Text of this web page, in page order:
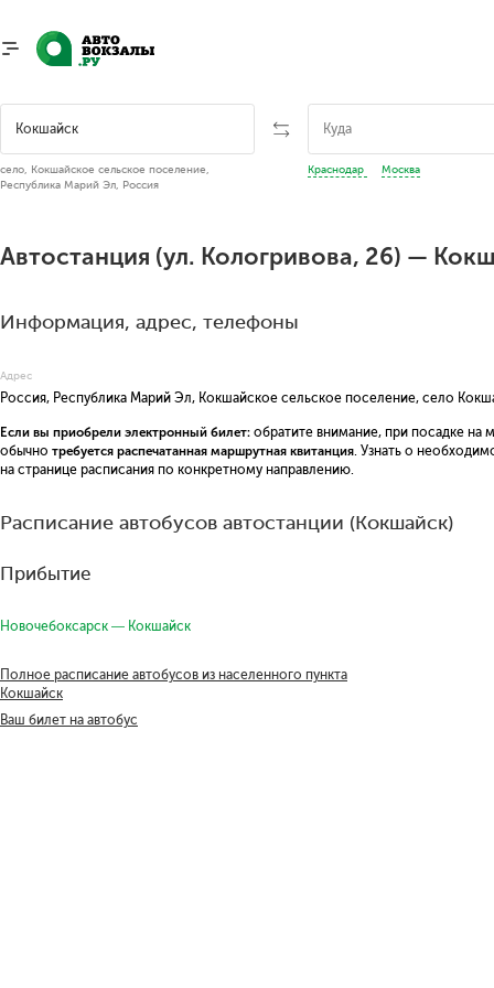
село, Кокшайское сельское поселение,
Республика Марий Эл, Россия
Краснодар Москва
Автостанция (ул. Кологривова, 26) —
Информация, адрес, телефоны
Адрес
Россия, Республика Марий Эл, Кокшайское сельское поселение, село
Если вы приобрели электронный билет: обратите внимание, при посадке
обычно требуется распечатанная маршрутная квитанция . Узнать о
на странице расписания по конкретному направлению.
Расписание автобусов автостанции (Кокшайск)
Прибытие
Новочебоксарск — Кокшайск
Полное расписание автобусов из населенного пункта
Кокшайск
Ваш билет на автобус